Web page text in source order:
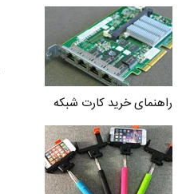
راهنمای خرید کارت شبکه